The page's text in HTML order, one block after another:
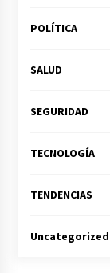
POLÍTICA
SALUD
SEGURIDAD
TECNOLOGÍA
TENDENCIAS
Uncategorized